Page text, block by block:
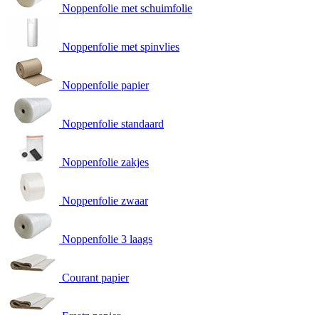
Noppenfolie met schuimfolie
Noppenfolie met spinvlies
Noppenfolie papier
Noppenfolie standaard
Noppenfolie zakjes
Noppenfolie zwaar
Noppenfolie 3 laags
Courant papier